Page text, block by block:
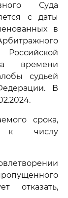
Суда
с даты
в
времени
судьей
В
срока,
к числу
отказать,